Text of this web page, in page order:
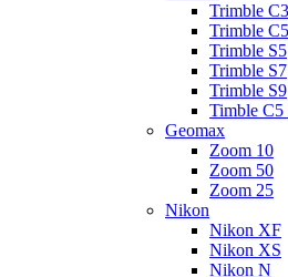
Trimble C3
Trimble C5
Trimble S5
Trimble S7
Trimble S9
Timble C5
Geomax
Zoom 10
Zoom 50
Zoom 25
Nikon
Nikon XF
Nikon XS
Nikon N